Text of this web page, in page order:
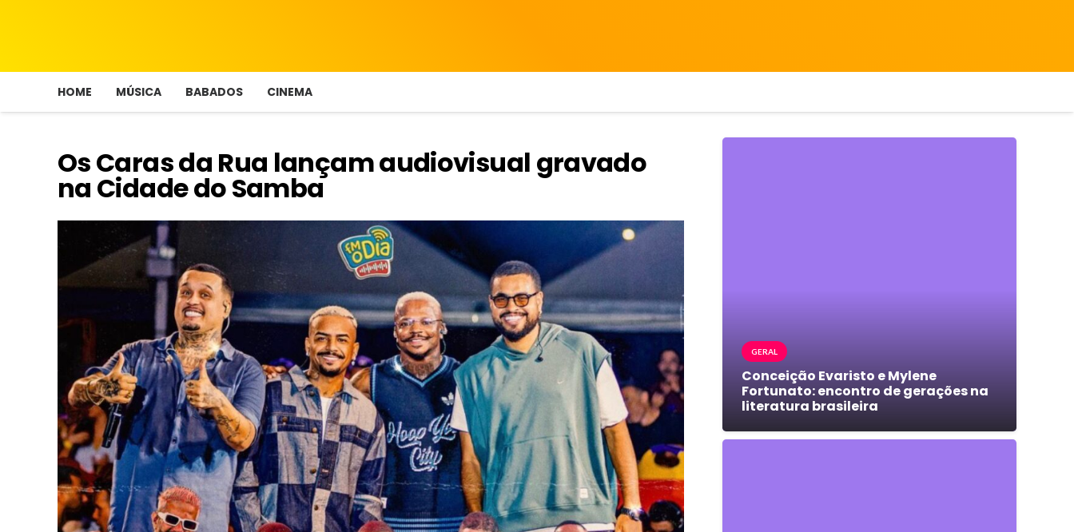
HOME MÚSICA BABADOS CINEMA
Os Caras da Rua lançam audiovisual gravado
na Cidade do Samba
GERAL
Conceição Evaristo e Mylene
Fortunato: encontro de gerações na
literatura brasileira